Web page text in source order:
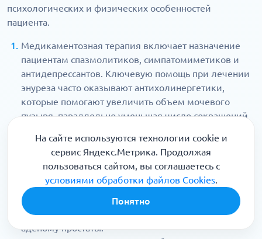
психологических и физических особенностей
пациента.
Медикаментозная терапия включает назначение
пациентам спазмолитиков, симпатомиметиков и
антидепрессантов. Ключевую помощь при лечении
энуреза часто оказывают антихолинергетики,
которые помогают увеличить объем мочевого
пузыря, параллельно уменьшая число сокращений
Когда медикаментозное лечение оказывается
бессильно, врачи назначают хирургическую
операцию. Предусмотрено использование щадящих
малоинвазивных методов. Параллельно удается
устранить патологии, которые приводят к
недержанию, например, опущение матки или
аденому простаты.
На сайте используются технологии cookie и
сервис Яндекс.Метрика. Продолжая
пользоваться сайтом, вы соглашаетесь с
условиями обработки файлов Cookies.
Понятно